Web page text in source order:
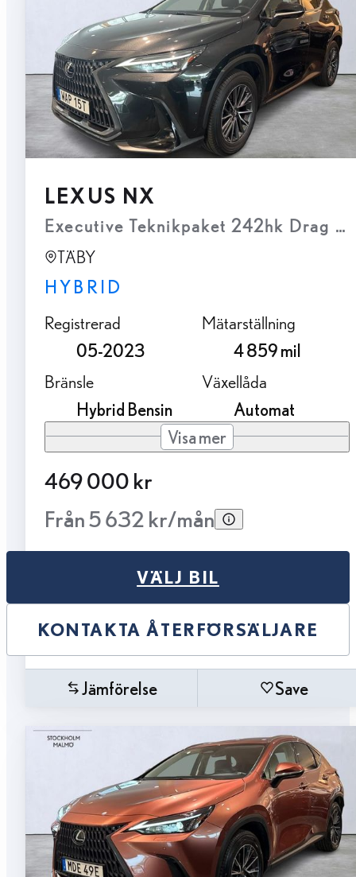
LEXUS NX
Executive Teknikpaket 242hk Drag
TÄBY
HYBRID
Registrerad
05-2023
Mätarställning
4 859 mil
Bränsle
Hybrid Bensin
Växellåda
Automat
Visa mer
469 000 kr
Från 5 632 kr/mån
VÄLJ BIL
KONTAKTA ÅTERFÖRSÄLJARE
Jämförelse Save